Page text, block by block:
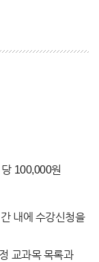
100,000원
내에 수강신청을
교과목 목록과